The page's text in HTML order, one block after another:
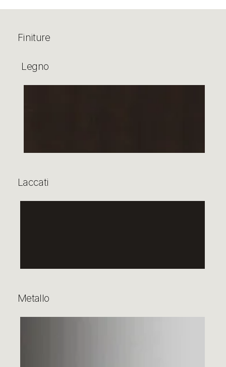
Finiture
Legno
Laccati
Metallo